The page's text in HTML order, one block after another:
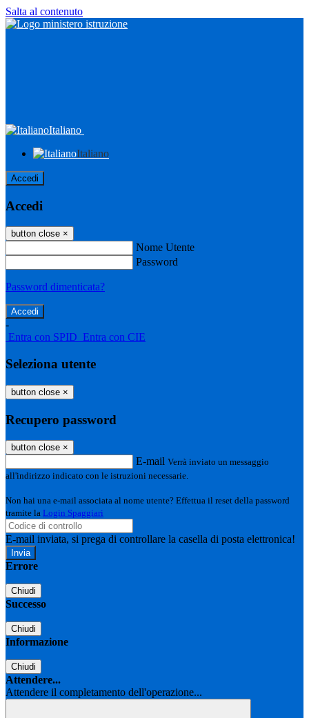
Salta al contenuto
Italiano
Italiano
Accedi
Accedi
button close ×
Nome Utente
Password
Password dimenticata?
-
Entra con SPID Entra con CIE
Seleziona utente
button close ×
Recupero password
button close ×
E-mail Verrà inviato un messaggio
all'indirizzo indicato con le istruzioni necessarie.
Non hai una e-mail associata al nome utente? Effettua il reset della password
tramite la Login Spaggiari
E-mail inviata, si prega di controllare la casella di posta elettronica!
Errore
Chiudi
Successo
Chiudi
Informazione
Chiudi
Attendere...
Attendere il completamento dell'operazione...